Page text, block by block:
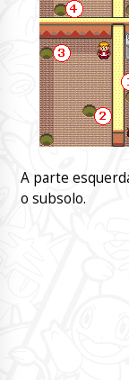
A parte
o subsolo.